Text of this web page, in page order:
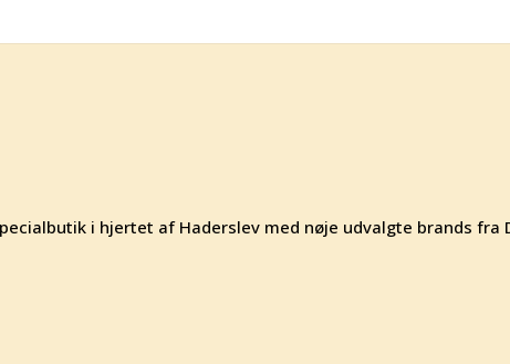
i hjertet af Haderslev med nøje udvalgte brands fra